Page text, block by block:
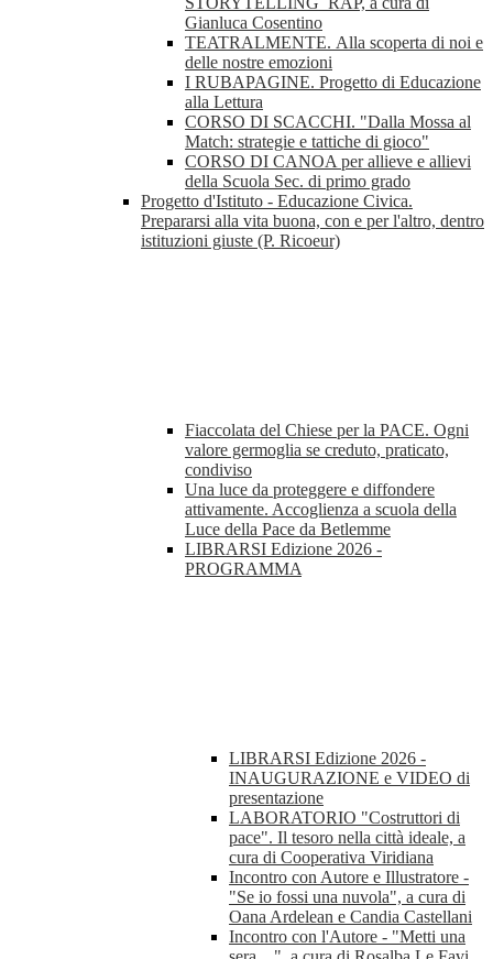
Gianluca Cosentino
TEATRALMENTE. Alla scoperta di noi e
delle nostre emozioni
I RUBAPAGINE. Progetto di Educazione
alla Lettura
CORSO DI SCACCHI. "Dalla Mossa al
Match: strategie e tattiche di gioco"
CORSO DI CANOA per allieve e allievi
della Scuola Sec. di primo grado
Progetto d'Istituto - Educazione Civica.
Prepararsi alla vita buona, con e per l'altro, dentro
istituzioni giuste (P. Ricoeur)
Fiaccolata del Chiese per la PACE. Ogni
valore germoglia se creduto, praticato,
condiviso
Una luce da proteggere e diffondere
attivamente. Accoglienza a scuola della
Luce della Pace da Betlemme
LIBRARSI Edizione 2026 -
PROGRAMMA
LIBRARSI Edizione 2026 -
INAUGURAZIONE e VIDEO di
presentazione
LABORATORIO "Costruttori di
pace". Il tesoro nella città ideale, a
cura di Cooperativa Viridiana
Incontro con Autore e Illustratore -
"Se io fossi una nuvola", a cura di
Oana Ardelean e Candia Castellani
Incontro con l'Autore - "Metti una